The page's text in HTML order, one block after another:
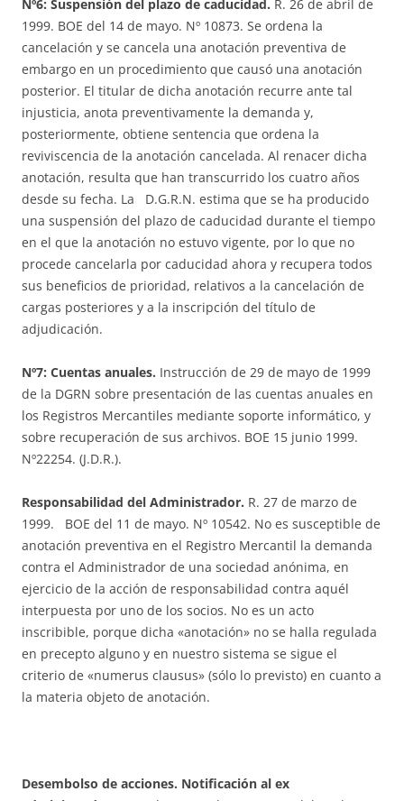
Nº6: Suspensión del plazo de caducidad. R. 26 de abril de
1999. BOE del 14 de mayo. Nº 10873. Se ordena la
cancelación y se cancela una anotación preventiva de
embargo en un procedimiento que causó una anotación
posterior. El titular de dicha anotación recurre ante tal
injusticia, anota preventivamente la demanda y,
posteriormente, obtiene sentencia que ordena la
reviviscencia de la anotación cancelada. Al renacer dicha
anotación, resulta que han transcurrido los cuatro años
desde su fecha. La D.G.R.N. estima que se ha producido
una suspensión del plazo de caducidad durante el tiempo
en el que la anotación no estuvo vigente, por lo que no
procede cancelarla por caducidad ahora y recupera todos
sus beneficios de prioridad, relativos a la cancelación de
cargas posteriores y a la inscripción del título de
adjudicación.
Nº7: Cuentas anuales. Instrucción de 29 de mayo de 1999
de la DGRN sobre presentación de las cuentas anuales en
los Registros Mercantiles mediante soporte informático, y
sobre recuperación de sus archivos. BOE 15 junio 1999.
Nº22254. (J.D.R.).
Responsabilidad del Administrador. R. 27 de marzo de
1999. BOE del 11 de mayo. Nº 10542. No es susceptible de
anotación preventiva en el Registro Mercantil la demanda
contra el Administrador de una sociedad anónima, en
ejercicio de la acción de responsabilidad contra aquél
interpuesta por uno de los socios. No es un acto
inscribible, porque dicha «anotación» no se halla regulada
en precepto alguno y en nuestro sistema se sigue el
criterio de «numerus clausus» (sólo lo previsto) en cuanto a
la materia objeto de anotación.
Desembolso de acciones. Notificación al ex